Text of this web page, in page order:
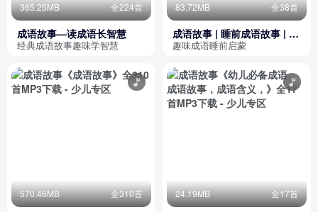
365.25MB 全224首
成语故事—读成语长智慧
经典成语故事趣味学智慧
83.72MB 全38首
成语故事 | 睡前成语故事 | 儿
童睡前故事
趣味成语睡前启蒙
570.46MB 全310首 24.19MB 全17首